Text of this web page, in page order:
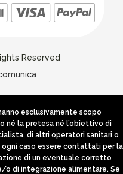
Reserved
esclusivamente scopo
né la pretesa né l’obiettivo di
di altri operatori sanitari o
caso essere contattati per la
di un eventuale corretto
di integrazione alimentare. Se